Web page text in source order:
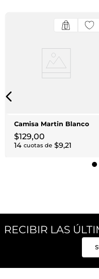
Camisa Martin Blanco
$129,00
14 cuotas de $9,21
RECIBIR LAS